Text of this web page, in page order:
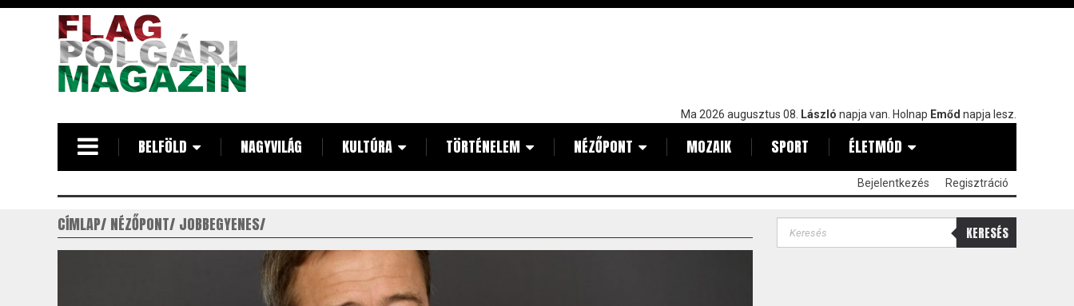
Ma 2026 augusztus 08. László napja van. Holnap Emőd napja lesz.
BELFÖLD NAGYVILÁG KULTÚRA TÖRTÉNELEM NÉZŐPONT MOZAIK SPORT ÉLETMÓD
Bejelentkezés Regisztráció
CÍMLAP NÉZŐPONT JOBBEGYENES KERESÉS